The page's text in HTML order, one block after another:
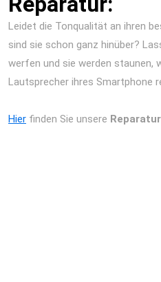
Leidet die Tonqualität an ihren
sind sie schon ganz hinüber?
werfen und sie werden staunen,
Lautsprecher ihres Smartphone
Hier finden Sie unsere